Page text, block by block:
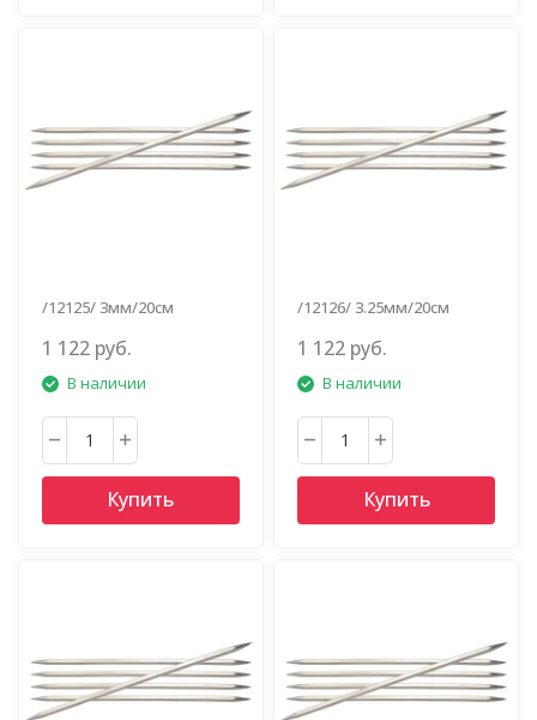
/12125/ 3мм/20см
1 122 руб.
В наличии
Купить
/12126/ 3.25мм/20см
1 122 руб.
В наличии
Купить